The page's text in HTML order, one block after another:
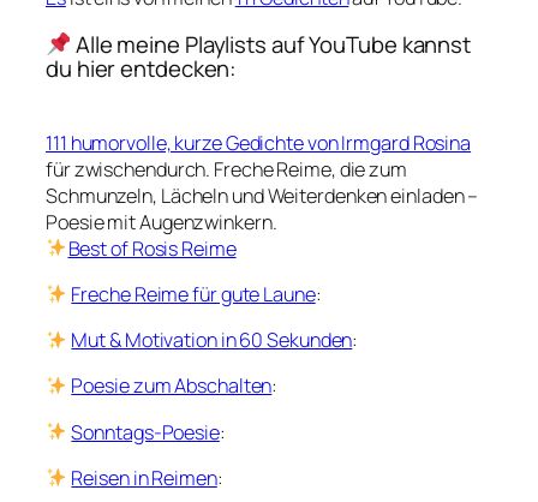
Alle meine Playlists auf YouTube kannst
du hier entdecken:
111 humorvolle, kurze Gedichte von Irmgard Rosina
für zwischendurch. Freche Reime, die zum
Schmunzeln, Lächeln und Weiterdenken einladen –
Poesie mit Augenzwinkern.
Best of Rosis Reime
Freche Reime für gute Laune:
Mut & Motivation in 60 Sekunden:
Poesie zum Abschalten:
Sonntags-Poesie:
Reisen in Reimen: